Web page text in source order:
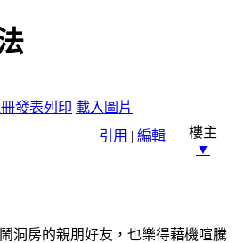
發表列印 載入圖片
引用 | 編輯
樓主
▼
洞房的親朋好友，也樂得藉機喧騰